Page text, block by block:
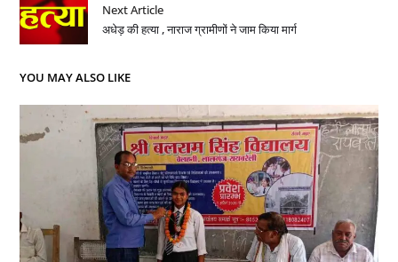
Next Article
अधेड़ की हत्या , नाराज ग्रामीणों ने जाम किया मार्ग
YOU MAY ALSO LIKE